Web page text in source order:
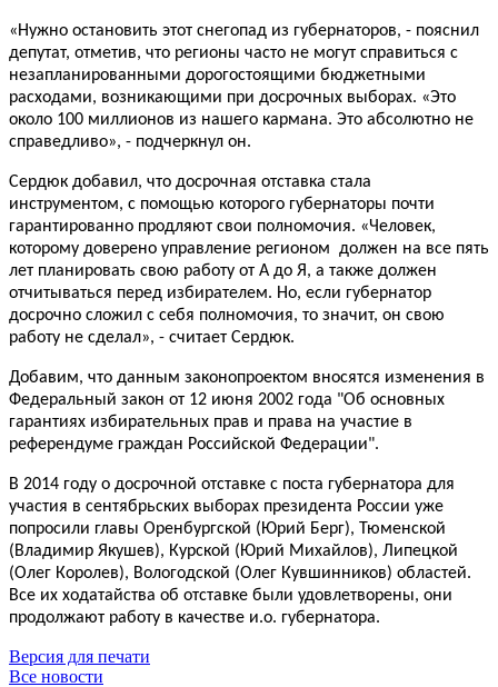
«Нужно остановить этот снегопад из губернаторов, - пояснил
депутат, отметив, что регионы часто не могут справиться с
незапланированными дорогостоящими бюджетными
расходами, возникающими при досрочных выборах. «Это
около 100 миллионов из нашего кармана. Это абсолютно не
справедливо», - подчеркнул он.
Сердюк добавил, что досрочная отставка стала
инструментом, с помощью которого губернаторы почти
гарантированно продляют свои полномочия. «Человек,
которому доверено управление регионом должен на все пять
лет планировать свою работу от А до Я, а также должен
отчитываться перед избирателем. Но, если губернатор
досрочно сложил с себя полномочия, то значит, он свою
работу не сделал», - считает Сердюк.
Добавим, что данным законопроектом вносятся изменения в
Федеральный закон от 12 июня 2002 года "Об основных
гарантиях избирательных прав и права на участие в
референдуме граждан Российской Федерации".
В 2014 году о досрочной отставке с поста губернатора для
участия в сентябрьских выборах президента России уже
попросили главы Оренбургской (Юрий Берг), Тюменской
(Владимир Якушев), Курской (Юрий Михайлов), Липецкой
(Олег Королев), Вологодской (Олег Кувшинников) областей.
Все их ходатайства об отставке были удовлетворены, они
продолжают работу в качестве и.о. губернатора.
Версия для печати
Все новости